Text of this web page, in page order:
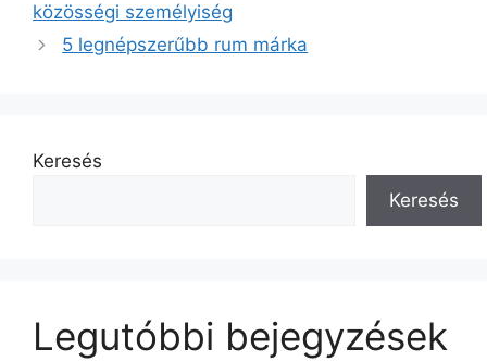
közösségi személyiség
5 legnépszerűbb rum márka
Keresés
Keresés
Legutóbbi bejegyzések